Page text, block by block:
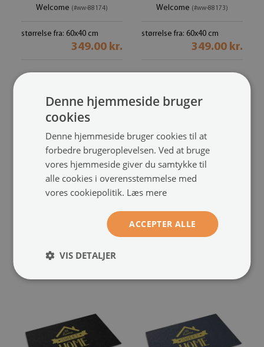
Welcome (#ww-88174)
størrelse fra: 60x40 cm
349.00 kr.
Welcome (#ww-88173)
størrelse fra: 60x40 cm
349.00 kr.
349.00 kr.
(#ww-88166)
Denne hjemmeside bruger
cookies
Denne hjemmeside bruger cookies til at
forbedre brugeroplevelsen. Ved at bruge
vores hjemmeside giver du samtykke til
alle cookies i overensstemmelse med
vores cookiepolitik. Læs mere
ACCEPTER ALLE
VIS DETALJER